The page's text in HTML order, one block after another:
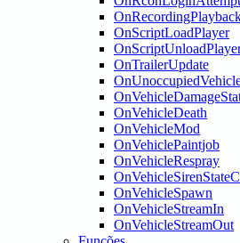
OnScriptLoadPlayer
OnTrailerUpdate
OnVehicleDeath
OnVehicleMod
OnVehiclePaintjob
OnVehicleRespray
OnVehicleSpawn
OnVehicleStreamIn
OnVehicleStreamOut